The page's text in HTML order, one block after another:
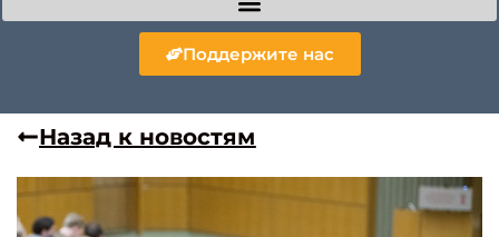
Поддержите нас
Назад к новостям